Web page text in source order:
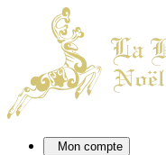
Mon compte